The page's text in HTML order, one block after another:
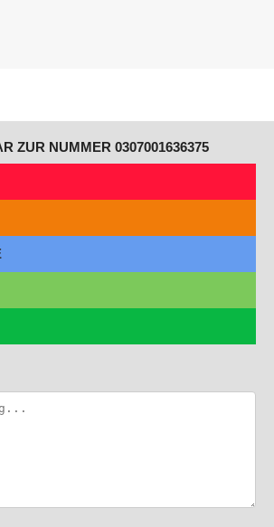
ZUR NUMMER 0307001636375